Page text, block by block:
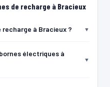
de recharge à Bracieux
à Bracieux ?
électriques à